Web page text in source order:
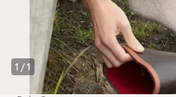
1 /1